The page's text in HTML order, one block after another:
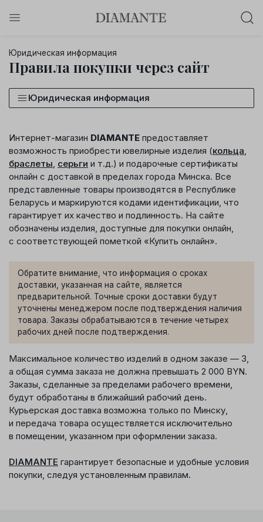
Осталось:
0 : 0 : 0 : 0
Хочу!
Юридическая информация
Правила покупки через сайт
Юридическая информация
Интернет-магазин DIAMANTE предоставляет
возможность приобрести ювелирные изделия (кольца,
браслеты, серьги и т.д.) и подарочные сертификаты
онлайн с доставкой в пределах города Минска. Все
представленные товары производятся в Республике
Беларусь и маркируются кодами идентификации, что
гарантирует их качество и подлинность. На сайте
обозначены изделия, доступные для покупки онлайн,
с соответствующей пометкой «Купить онлайн».
Обратите внимание, что информация о сроках
доставки, указанная на сайте, является
предварительной. Точные сроки доставки будут
уточнены менеджером после подтверждения наличия
товара. Заказы обрабатываются в течение четырех
рабочих дней после подтверждения.
Максимальное количество изделий в одном заказе — 3,
а общая сумма заказа не должна превышать 2 000 BYN.
Заказы, сделанные за пределами рабочего времени,
будут обработаны в ближайший рабочий день.
Курьерская доставка возможна только по Минску,
и передача товара осуществляется исключительно
в помещении, указанном при оформлении заказа.
DIAMANTE гарантирует безопасные и удобные условия
покупки, следуя установленным правилам.